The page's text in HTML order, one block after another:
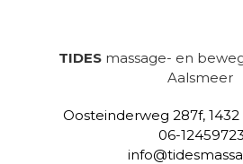
TIDESmassage- en
Aalsmeer
Oosteinderweg 287f,
06-12459723